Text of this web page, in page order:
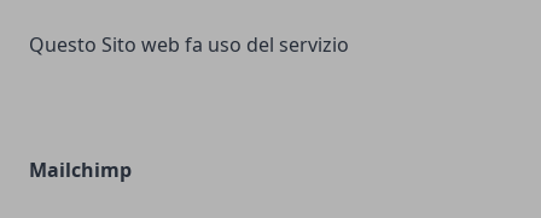
Questo Sito web fa uso del servizio
Mailchimp